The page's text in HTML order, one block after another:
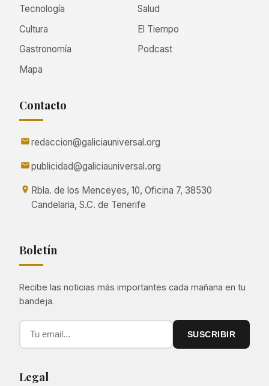
Tecnología
Salud
Cultura
El Tiempo
Gastronomía
Podcast
Mapa
Contacto
redaccion@galiciauniversal.org
publicidad@galiciauniversal.org
Rbla. de los Menceyes, 10, Oficina 7, 38530
Candelaria, S.C. de Tenerife
Boletín
Recibe las noticias más importantes cada mañana en tu
bandeja.
SUSCRIBIR
Legal